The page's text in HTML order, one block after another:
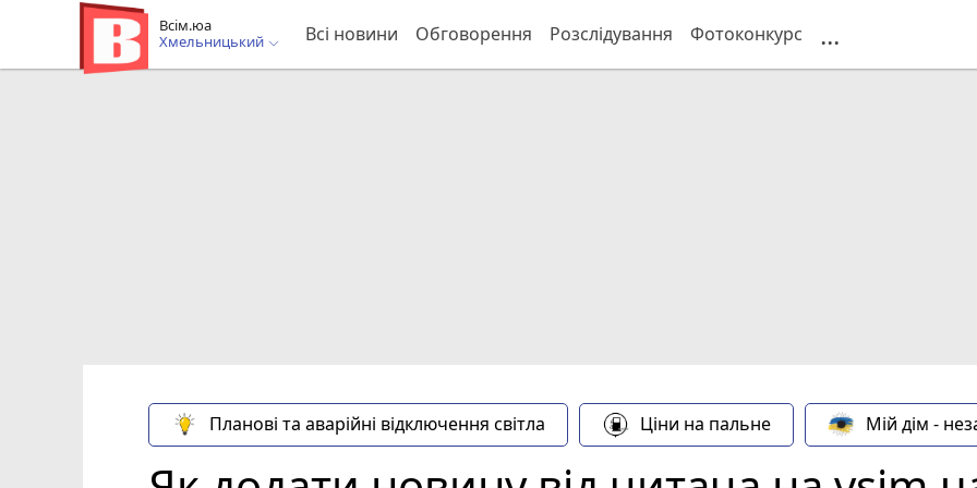
Всім.юа
Хмельницький
Всі новини Обговорення Розслідування Фотоконкурс ...
Планові та аварійні відключення світла Ціни на пальне Мій дім -